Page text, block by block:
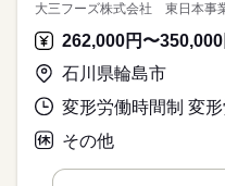
大三フーズ株式会社 東日本事
石川県輪島市
その他